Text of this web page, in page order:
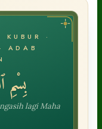
·
ADAB
بِسْمِ
lagi Maha